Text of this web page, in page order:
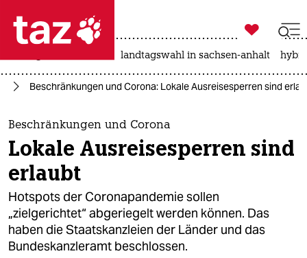
 taz zahl ich
taz zahl ich
themen
politik
öko
gesellschaft
kultur

taz zahl ich
landtagswahl in sachsen-anhalt
Beschränkungen und Corona: Lokale Ausreisesperren sind
Beschränkungen und Corona
Lokale Ausreisesperren sind
erlaubt
Hotspots der Coronapandemie sollen
„zielgerichtet“ abgeriegelt werden können. Das
haben die Staatskanzleien der Länder und das
Bundeskanzleramt beschlossen.